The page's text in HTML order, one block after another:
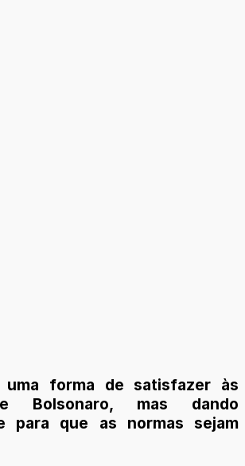
forma de satisfazer às
Bolsonaro, mas dando
para que as normas sejam